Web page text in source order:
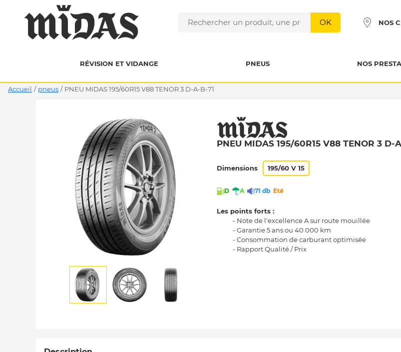
OK NOS
RÉVISION ET VIDANGE PNEUS NOS
Accueil / pneus / PNEU MIDAS 195/60R15 V88 TENOR 3 D-A-B-71
PNEU MIDAS 195/60R15 V88 TENOR 3 D-
Dimensions 195/60 V 15
D A 71 db Eté
Les points forts :
- Note de l'excellence A sur route mouillée
- Garantie 5 ans ou 40 000 km
- Consommation de carburant optimisée
- Rapport Qualité / Prix